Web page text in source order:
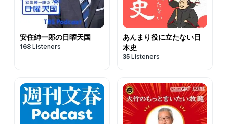
安住紳一郎の日曜天国
168 Listeners
あんまり役に立たない日
本史
35 Listeners